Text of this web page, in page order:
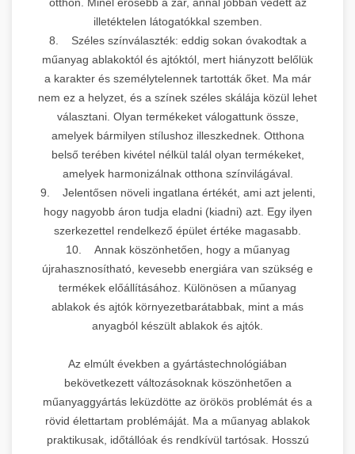
illetéktelen látogatókkal szemben.
8. Széles színválaszték: eddig sokan óvakodtak a
műanyag ablakoktól és ajtóktól, mert hiányzott belőlük
a karakter és személytelennek tartották őket. Ma már
nem ez a helyzet, és a színek széles skálája közül lehet
választani. Olyan termékeket válogattunk össze,
amelyek bármilyen stílushoz illeszkednek. Otthona
belső terében kivétel nélkül talál olyan termékeket,
amelyek harmonizálnak otthona színvilágával.
9. Jelentősen növeli ingatlana értékét, ami azt jelenti,
hogy nagyobb áron tudja eladni (kiadni) azt. Egy ilyen
szerkezettel rendelkező épület értéke magasabb.
10. Annak köszönhetően, hogy a műanyag
újrahasznosítható, kevesebb energiára van szükség e
termékek előállításához. Különösen a műanyag
ablakok és ajtók környezetbarátabbak, mint a más
anyagból készült ablakok és ajtók.
Az elmúlt években a gyártástechnológiában
bekövetkezett változásoknak köszönhetően a
műanyaggyártás leküzdötte az örökös problémát és a
rövid élettartam problémáját. Ma a műanyag ablakok
praktikusak, időtállóak és rendkívül tartósak. Hosszú